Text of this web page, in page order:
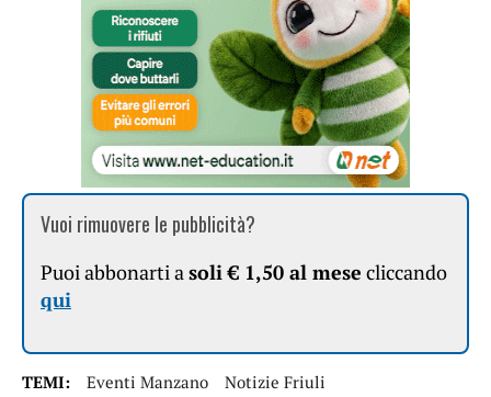
Vuoi rimuovere le pubblicità?
Puoi abbonarti asoli € 1,50 al mese cliccando
qui
TEMI: Eventi Manzano Notizie Friuli